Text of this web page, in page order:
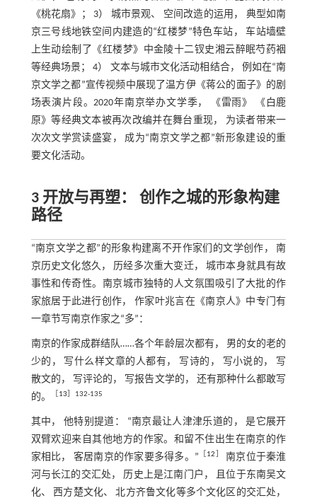
《桃花扇》； 3） 城市景观、 空间改造的运用， 典型如南
京三号线地铁空间内建造的“红楼梦”特色车站， 车站墙壁
上生动绘制了《红楼梦》中金陵十二钗史湘云醉眠芍药裀
等经典场景； 4） 文本与城市文化活动相结合， 例如在“南
京文学之都”宣传视频中展现了温方伊《蒋公的面子》的剧
场表演片段。2020年南京举办文学季， 《雷雨》 《白鹿
原》等经典文本被再次改编并在舞台重现， 为读者带来一
次次文学赏读盛宴， 成为“南京文学之都”新形象建设的重
要文化活动。
3 开放与再塑： 创作之城的形象构建
路径
“南京文学之都”的形象构建离不开作家们的文学创作， 南
京历史文化悠久， 历经多次重大变迁， 城市本身就具有故
事性和传奇性。南京城市独特的人文氛围吸引了大批的作
家旅居于此进行创作， 作家叶兆言在《南京人》中专门有
一章节写南京作家之“多”：
南京的作家成群结队……各个年龄层次都有， 男的女的老的
少的， 写什么样文章的人都有， 写诗的， 写小说的， 写
散文的， 写评论的， 写报告文学的， 还有那种什么都敢写
的。
13 ］132-135
其中， 他特别提道： “南京最让人津津乐道的， 是它展开
双臂欢迎来自其他地方的作家。和留不住出生在南京的作
家相比， 客居南京的作家要多得多。”
12
南京位于秦淮
河与长江的交汇处， 历史上是江南门户， 且位于东南吴文
化、 西方楚文化、 北方齐鲁文化等多个文化区的交汇处，